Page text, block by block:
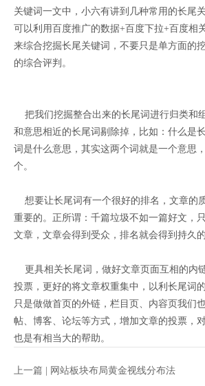
关键词一文中，小六有讲到几种常用的长尾
可以利用百度推广的数据+百度下拉+百度相
来综合挖掘长尾关键词，不要只是单方面的
的综合评判。
把我们挖掘整合出来的长尾词进行归类和
和意思相近的长尾词剔除掉，比如：什么是
词是什么意思，其实这两个词就是一个意思
个。
想要让长尾词有一个很好的排名，文章的
重要的。正所谓：千篇垃圾不如一篇好文，
文章，文章会得到受众，排名就会得到持久的
更具相关长尾词，做好文章页面互相的内
投票，更好的将文章权重集中，以利长尾词
只是做做首页的外链，栏目页、内容页我们
帖、博客、论坛等方式，增加文章的投票，
也是有相当大的帮助。
上一篇 | 网站板块布局黄金视线分布法